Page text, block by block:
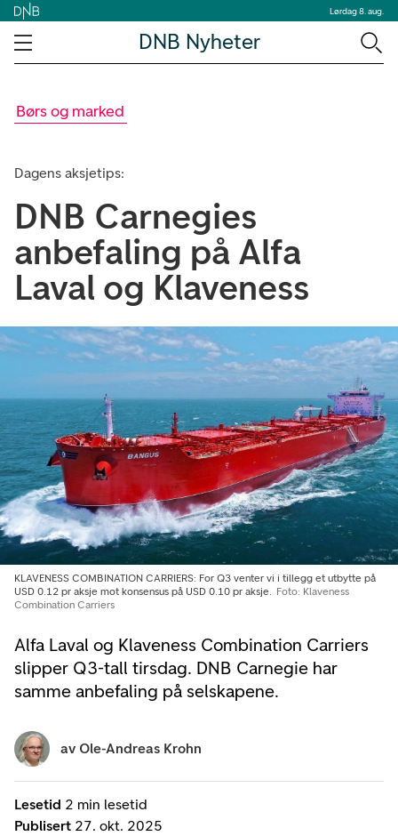
Lørdag 8. aug.
DNB Nyheter
Børs og marked
Dagens aksjetips:
DNB Carnegies
anbefaling på Alfa
Laval og Klaveness
Alfa Laval og Klaveness Combination Carriers
slipper Q3-tall tirsdag. DNB Carnegie har
samme anbefaling på selskapene.
KLAVENESS COMBINATION CARRIERS: For Q3 venter vi i tillegg et utbytte på
USD 0.12 pr aksje mot konsensus på USD 0.10 pr aksje. Foto: Klaveness
Combination Carriers
Lesetid 2 min lesetid
Publisert 27. okt. 2025
av Ole-Andreas Krohn